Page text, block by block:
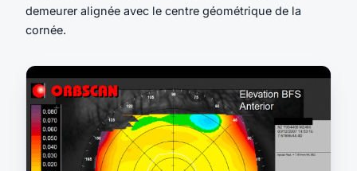
demeurer alignée avec le centre géométrique de la
cornée.